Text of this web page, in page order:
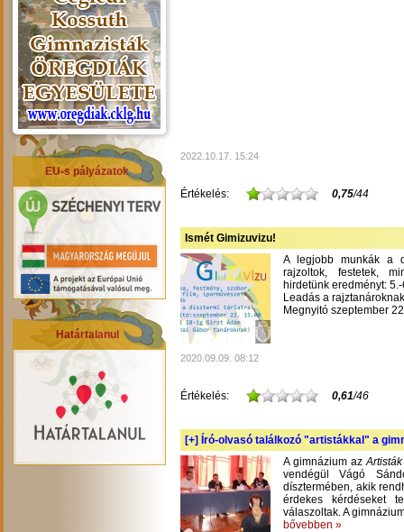
EU-s pályázatok
Határtalanul
2022.10.17. 15:24
Értékelés: 0,75/44
Ismét Gimizuvizu!
A legjobb munkák a
rajzoltok, festetek,
hirdetünk eredményt:
Leadás a
Megnyitó szeptember
2020.09.09. 08:12
Értékelés: 0,61/46
[+] Író-olvasó találkozó "artistákkal" a
A gimnázium az
vendégül Vágó
dísztermében, akik
érdekes kérdéseket
válaszoltak. A
bővebben »